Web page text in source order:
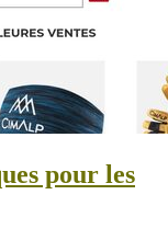
pour les